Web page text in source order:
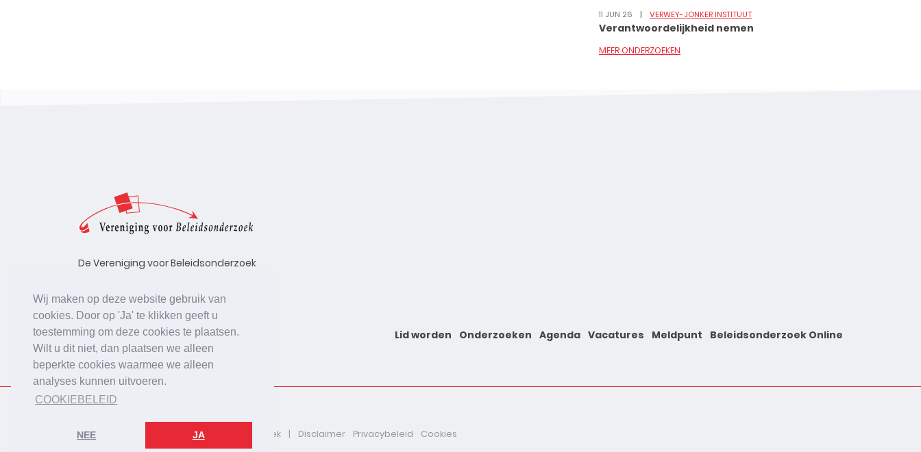
Wij maken op deze website gebruik van
cookies. Door op 'Ja' te klikken geeft u
toestemming om deze cookies te plaatsen.
Wilt u dit niet, dan plaatsen we alleen
beperkte cookies waarmee we alleen
analyses kunnen uitvoeren.
COOKIEBELEID
NEE JA
11 JUN 26 VERWEY-JONKER INSTITUUT
Verantwoordelijkheid nemen
MEER ONDERZOEKEN
De Vereniging voor Beleidsonderzoek
bevorderen van beleidsonderzoek,
uitgevoerd in opdracht van
beleidsinstanties, uitvoerende
organisaties en bedrijfsleven.
Lid worden Onderzoeken Agenda Vacatures Meldpunt Beleidsonderzoek Online
2026 © De Vereniging voor Beleidsonderzoek Disclaimer Privacybeleid Cookies